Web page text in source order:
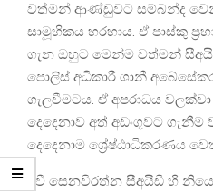
වත්මන් ආණ්ඩුවට සම්බන්ද
සාමූහිකය හරහාය. ඒ පාස්කු
ගැන ඔහුට මෙන්ම වත්මන්
පොලිස් අධිකාරී ශානී
ගැලවීමටය. ඒ අපරාධය
දෙදෙනාව අත් අඩංගුවට
දෙදෙනාම ශ්‍රේෂ්ඨාධිකරණය
රවී සෙනවිරත්න සීඅයිඩී හි